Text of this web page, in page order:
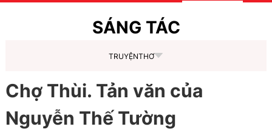
SÁNG TÁC
TRUYỆNTHƠ
Chợ Thùi. Tản văn của
Nguyễn Thế Tường